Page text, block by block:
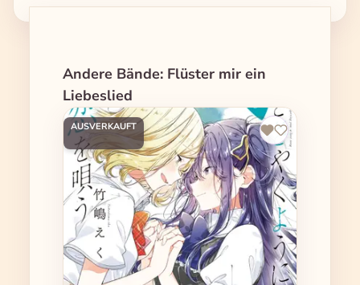
Produktgalerie überspringen
Andere Bände: Flüster mir ein
Liebeslied
AUSVERKAUFT